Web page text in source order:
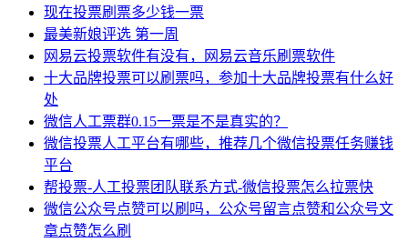
现在投票刷票多少钱一票
最美新娘评选 第一周
网易云投票软件有没有，网易云音乐刷票软件
十大品牌投票可以刷票吗，参加十大品牌投票有什么好
处
微信人工票群0.15一票是不是真实的？
微信投票人工平台有哪些，推荐几个微信投票任务赚钱
平台
帮投票-人工投票团队联系方式-微信投票怎么拉票快
微信公众号点赞可以刷吗，公众号留言点赞和公众号文
章点赞怎么刷